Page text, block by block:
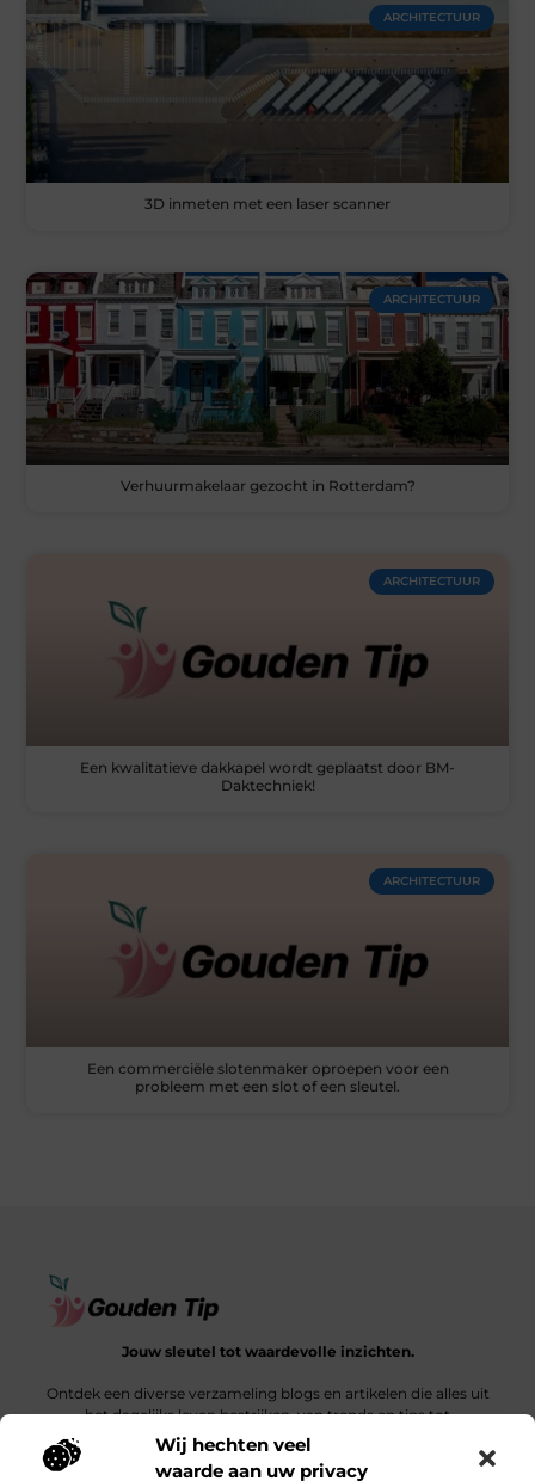
Wij hechten veel
waarde aan uw privacy
ARCHITECTUUR
3D inmeten met een laser scanner
ARCHITECTUUR
Verhuurmakelaar gezocht in Rotterdam?
ARCHITECTUUR
Een kwalitatieve dakkapel wordt geplaatst door BM-
Daktechniek!
ARCHITECTUUR
Een commerciële slotenmaker oproepen voor een
probleem met een slot of een sleutel.
Jouw sleutel tot waardevolle inzichten.
Ontdek een diverse verzameling blogs en artikelen die alles uit
het dagelijks leven bestrijken, van trends en tips tot
diepgaande verhalen.